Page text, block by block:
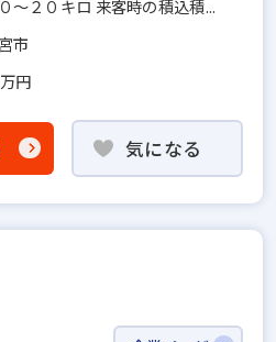
～２０キロ 来客時の積込積...
市
円
気になる